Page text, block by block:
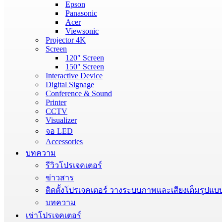
Epson
Panasonic
Acer
Viewsonic
Projector 4K
Screen
120″ Screen
150″ Screen
Interactive Device
Digital Signage
Conference & Sound
Printer
CCTV
Visualizer
จอ LED
Accessories
บทความ
รีวิวโปรเจคเตอร์
ข่าวสาร
ติดตั้งโปรเจคเตอร์ วางระบบภาพและเสียงเต็มรูปแบ
บทความ
เช่าโปรเจคเตอร์